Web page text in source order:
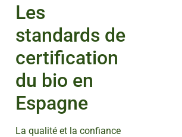
Les
standards de
certification
du bio en
Espagne
La qualité et la confiance